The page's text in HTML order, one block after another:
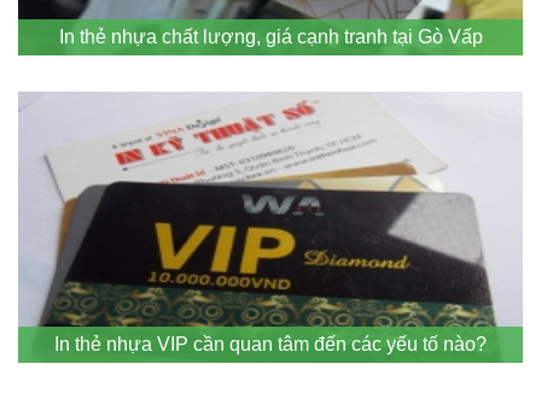
In thẻ nhựa chất lượng, giá cạnh tranh tại Gò Vấp
In thẻ nhựa VIP cần quan tâm đến các yếu tố nào?